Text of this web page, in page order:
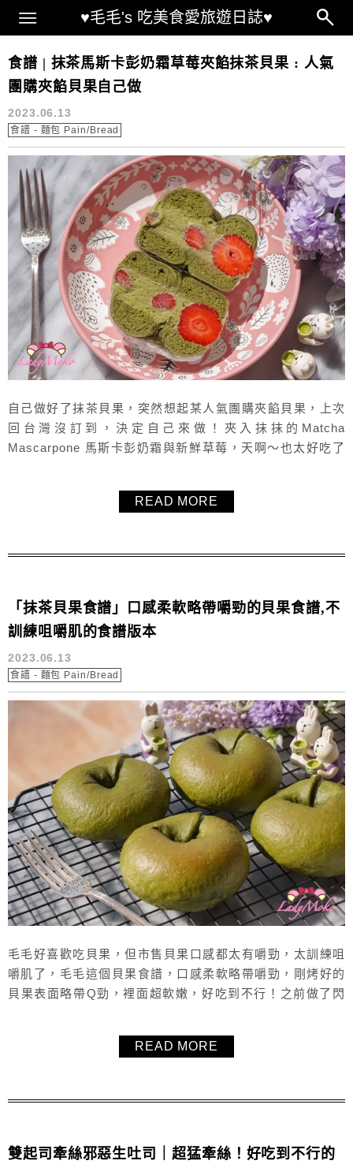
♥毛毛's 吃美食愛旅遊日誌♥
Main Menu
日本生吐司 作法
食譜 | 抹茶馬斯卡彭奶霜草莓夾餡抹茶貝果 : 人氣
團購夾餡貝果自己做
2023.06.13
食譜 - 麵包 Pain/Bread
自己做好了抹茶貝果，突然想起某人氣團購夾餡貝果，上次
回台灣沒訂到，決定自己來做！夾入抹抹的Matcha
Mascarpone 馬斯卡彭奶霜與新鮮草莓，天啊～也太好吃了
好吃太好吃，推薦給大家！READ MORE
「抹茶貝果食譜」口感柔軟略帶嚼勁的貝果食譜,不
訓練咀嚼肌的食譜版本
2023.06.13
食譜 - 麵包 Pain/Bread
毛毛好喜歡吃貝果，但市售貝果口感都太有嚼勁，太訓練咀
嚼肌了，毛毛這個貝果食譜，口感柔軟略帶嚼勁，剛烤好的
貝果表面略帶Q勁，裡面超軟嫩，好吃到不行！之前做了閃
家自由夾餡或是單吃就好好吃，抹茶粉的量也是又再加量，
抹茶控絕對會愛的超抹抹茶貝果食譜！推薦給大家！也分享
READ MORE
雙起司牽絲邪惡生吐司｜超猛牽絲！好吃到不行的